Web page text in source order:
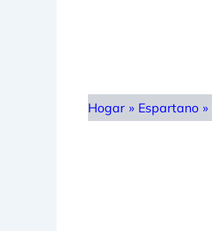
Hogar » Espartano »